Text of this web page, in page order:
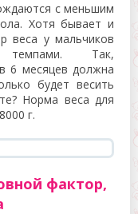
с меньшим
Хотя бывает и
веса у мальчиков
Так,
6 месяцев должна
будет весить
Норма веса для
г.
фактор,